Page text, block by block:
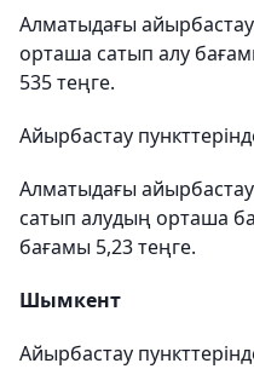
Алматыдағы
орташа сатып алу
535 теңге.
Айырбастау
Алматыдағы
сатып алудың орташа
бағамы 5,23 теңге.
Шымкент
Айырбастау